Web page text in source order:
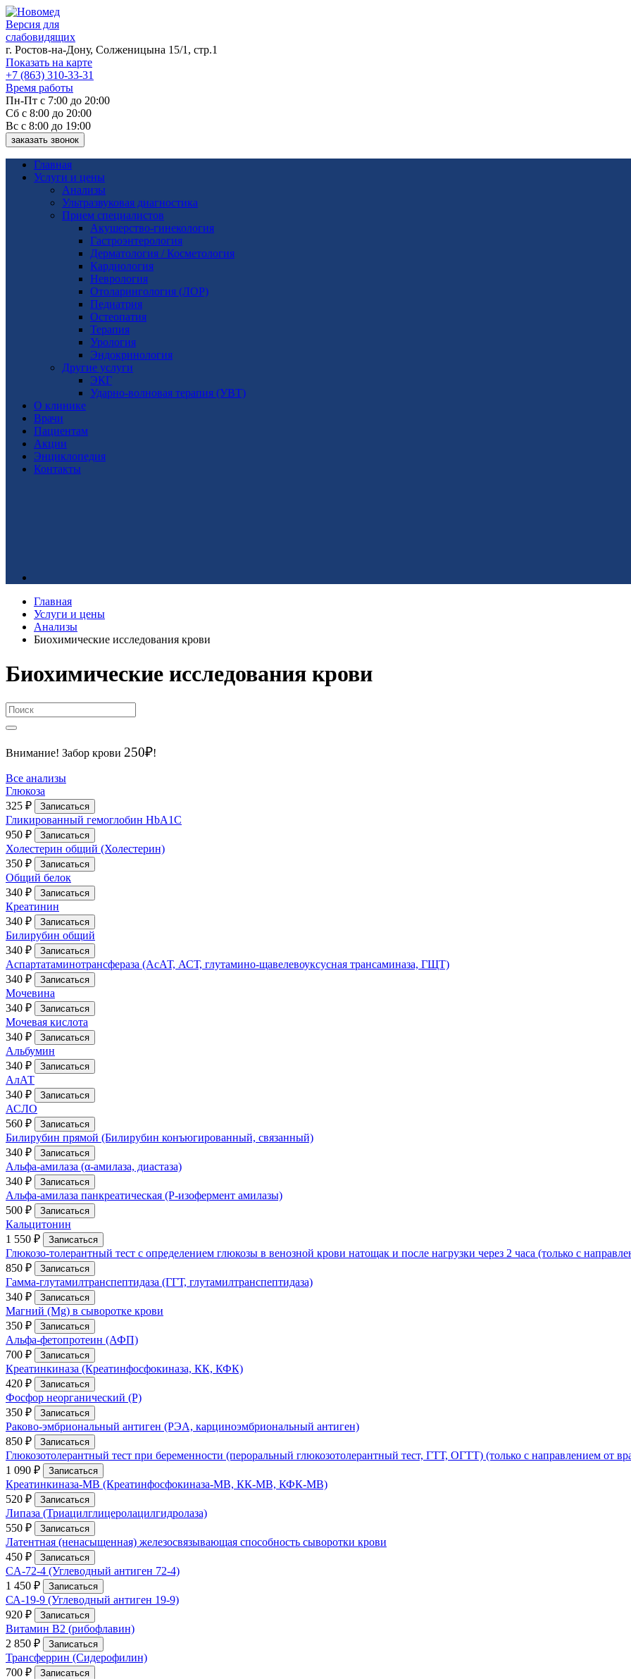
Версия для
слабовидящих
г. Ростов-на-Дону, Солженицына 15/1, стр.1
Показать на карте
+7 (863) 310-33-31
Время работы
Пн-Пт с 7:00 до 20:00
Сб с 8:00 до 20:00
Вс с 8:00 до 19:00
заказать звонок
Главная
Услуги и цены
Анализы
Ультразвуковая диагностика
Прием специалистов
Акушерство-гинекология
Гастроэнтерология
Дерматология / Косметология
Кардиология
Неврология
Отоларингология (ЛОР)
Педиатрия
Остеопатия
Терапия
Урология
Эндокринология
Другие услуги
ЭКГ
Ударно-волновая терапия (УВТ)
О клинике
Врачи
Пациентам
Акции
Энциклопедия
Контакты
Главная
Услуги и цены
Анализы
Биохимические исследования крови
Биохимические исследования крови
Внимание! Забор крови 250₽!
Все анализы
Глюкоза
325 ₽
Записаться
Гликированный гемоглобин HbA1С
950 ₽
Записаться
Холестерин общий (Холестерин)
350 ₽
Записаться
Общий белок
340 ₽
Записаться
Креатинин
340 ₽
Записаться
Билирубин общий
340 ₽
Записаться
Аспартатаминотрансфераза (АсАТ, АСТ, глутамино-щавелевоуксусная трансаминаза, ГЩТ)
340 ₽
Записаться
Мочевина
340 ₽
Записаться
Мочевая кислота
340 ₽
Записаться
Альбумин
340 ₽
Записаться
АлАТ
340 ₽
Записаться
АСЛО
560 ₽
Записаться
Билирубин прямой (Билирубин конъюгированный, связанный)
340 ₽
Записаться
Альфа-амилаза (α-амилаза, диастаза)
340 ₽
Записаться
Альфа-амилаза панкреатическая (P-изофермент амилазы)
500 ₽
Записаться
Кальцитонин
1 550 ₽
Записаться
Глюкозо-толерантный тест с определением глюкозы в венозной крови натощак и после нагрузки через 2 часа (только с
850 ₽
Записаться
Гамма-глутамилтранспептидаза (ГГТ, глутамилтранспептидаза)
340 ₽
Записаться
Магний (Мg) в сыворотке крови
350 ₽
Записаться
Альфа-фетопротеин (АФП)
700 ₽
Записаться
Креатинкиназа (Креатинфосфокиназа, КК, КФК)
420 ₽
Записаться
Фосфор неорганический (P)
350 ₽
Записаться
Раково-эмбриональный антиген (РЭА, карциноэмбриональный антиген)
850 ₽
Записаться
Глюкозотолерантный тест при беременности (пероральный глюкозотолерантный тест, ГТТ, ОГТТ) (только с направлением от
1 090 ₽
Записаться
Креатинкиназа-МВ (Креатинфосфокиназа-МВ, КК-МВ, КФК-МВ)
520 ₽
Записаться
Липаза (Триацилглицеролацилгидролаза)
550 ₽
Записаться
Латентная (ненасыщенная) железосвязывающая способность сыворотки крови
450 ₽
Записаться
CA-72-4 (Углеводный антиген 72-4)
1 450 ₽
Записаться
СА-19-9 (Углеводный антиген 19-9)
920 ₽
Записаться
Витамин В2 (рибофлавин)
2 850 ₽
Записаться
Трансферрин (Сидерофилин)
700 ₽
Записаться